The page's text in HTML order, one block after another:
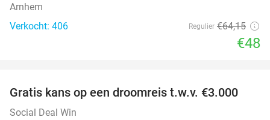
Arnhem
Verkocht: 406
Regulier €64,15
€48
Gratis kans op een droomreis t.w.v. €3.000
Social Deal Win